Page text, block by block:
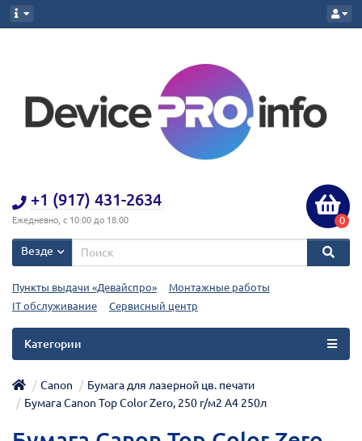
+1 (917) 431-2634
Ежедневно, с 10:00 до 18:00 0
Везде
Пункты выдачи «Девайспро»
Монтажные работы
IT обслуживание
Сервисный центр
Категории
Canon
Бумага для лазерной цв. печати
Бумага Canon Top Color Zero, 250 г/м2 A4 250л